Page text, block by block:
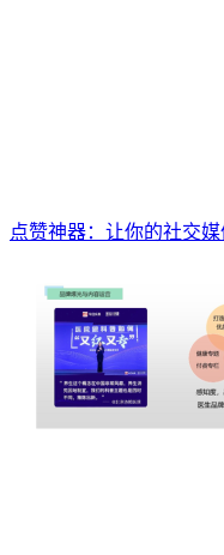
点赞神器：让你的社交